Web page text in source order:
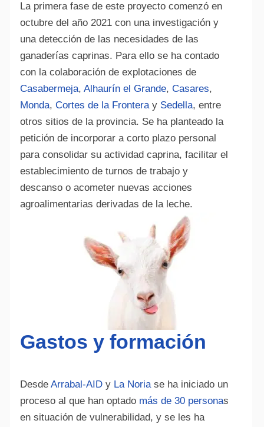
La primera fase de este proyecto comenzó en
octubre del año 2021 con una investigación y
una detección de las necesidades de las
ganaderías caprinas. Para ello se ha contado
con la colaboración de explotaciones de
Casabermeja, Alhaurín el Grande, Casares,
Monda, Cortes de la Fronteray Sedella, entre
otros sitios de la provincia. Se ha planteado la
petición de incorporar a corto plazo personal
para consolidar su actividad caprina, facilitar el
establecimiento de turnos de trabajo y
descanso o acometer nuevas acciones
agroalimentarias derivadas de la leche.
Gastos y formación
Desde Arrabal-AIDy La Noriase ha iniciado un
proceso al que han optado más de 30 personas
en situación de vulnerabilidad, y se les ha